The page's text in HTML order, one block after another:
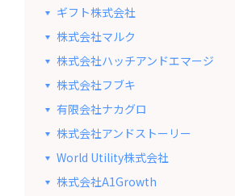
ギフト株式会社
株式会社マルク
株式会社ハッチアンドエマージ
株式会社フブキ
有限会社ナカグロ
株式会社アンドストーリー
World Utility株式会社
株式会社A1Growth